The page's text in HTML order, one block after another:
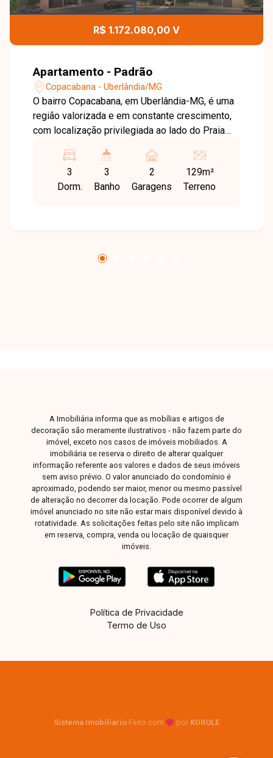
R$ 1.172.080,00 V
Apartamento - Padrão
Copacabana - Uberlândia/MG
O bairro Copacabana, em Uberlândia-MG, é uma
região valorizada e em constante crescimento,
com localização privilegiada ao lado do Praia
vias da cidade, além de oferecer praticidade e
proximidade a diversos comércios, serviços e
opções de lazer. Sala em 02 ambientes, 03
conta com 02 vagas de garagem. O condomínio
3
Dorm.
3
Banho
2
Garagens
129m²
Terreno
A Imobiliária informa que as mobílias e artigos de
decoração são meramente ilustrativos - não fazem parte do
imóvel, exceto nos casos de imóveis mobiliados. A
imobiliária se reserva o direito de alterar qualquer
informação referente aos valores e dados de seus imóveis
sem aviso prévio. O valor anunciado do condomínio é
aproximado, podendo ser maior, menor ou mesmo passível
de alteração no decorrer da locação. Pode ocorrer de algum
imóvel anunciado no site não estar mais disponível devido à
rotatividade. As solicitações feitas pelo site não implicam
em reserva, compra, venda ou locação de quaisquer
imóveis.
Política de Privacidade
Termo de Uso
Sistema Imobiliário Feito com por KUROLE